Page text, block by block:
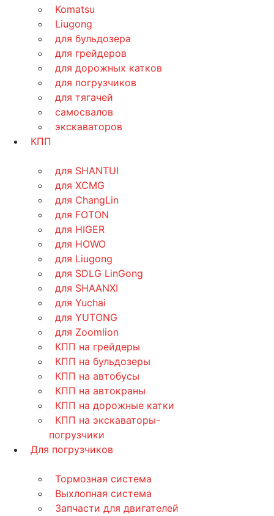
Komatsu
Liugong
для бульдозера
для грейдеров
для дорожных катков
для погрузчиков
для тягачей
самосвалов
экскаваторов
КПП
для SHANTUI
для XCMG
для ChangLin
для FOTON
для HIGER
для HOWO
для Liugong
для SDLG LinGong
для SHAANXI
для Yuchai
для YUTONG
для Zoomlion
КПП на грейдеры
КПП на бульдозеры
КПП на автобусы
КПП на автокраны
КПП на дорожные катки
КПП на экскаваторы-
погрузчики
Для погрузчиков
Тормозная система
Выхлопная система
Запчасти для двигателей